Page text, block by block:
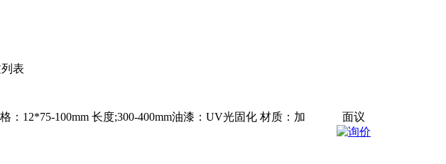
12*75-100mm 长度;300-400mm油漆：UV光固化 材质：加
面议